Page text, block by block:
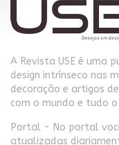
A Revista USE é uma
design intrínseco nas
decoração e artigos
com o mundo e tudo o
Portal - No portal
atualizadas